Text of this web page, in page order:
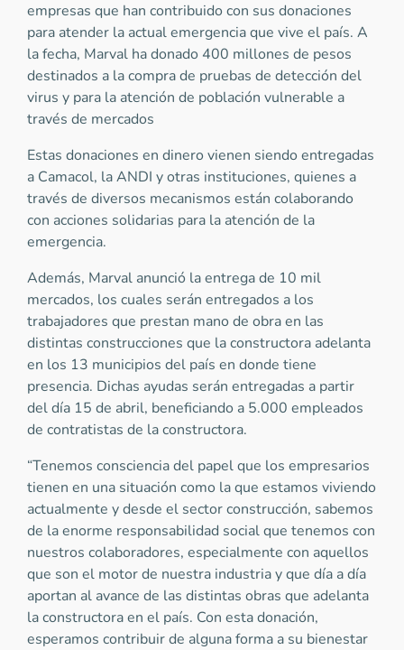
empresas que han contribuido con sus donaciones
para atender la actual emergencia que vive el país. A
la fecha, Marval ha donado 400 millones de pesos
destinados a la compra de pruebas de detección del
virus y para la atención de población vulnerable a
través de mercados
Estas donaciones en dinero vienen siendo entregadas
a Camacol, la ANDI y otras instituciones, quienes a
través de diversos mecanismos están colaborando
con acciones solidarias para la atención de la
emergencia.
Además, Marval anunció la entrega de 10 mil
mercados, los cuales serán entregados a los
trabajadores que prestan mano de obra en las
distintas construcciones que la constructora adelanta
en los 13 municipios del país en donde tiene
presencia. Dichas ayudas serán entregadas a partir
del día 15 de abril, beneficiando a 5.000 empleados
de contratistas de la constructora.
“Tenemos consciencia del papel que los empresarios
tienen en una situación como la que estamos viviendo
actualmente y desde el sector construcción, sabemos
de la enorme responsabilidad social que tenemos con
nuestros colaboradores, especialmente con aquellos
que son el motor de nuestra industria y que día a día
aportan al avance de las distintas obras que adelanta
la constructora en el país. Con esta donación,
esperamos contribuir de alguna forma a su bienestar